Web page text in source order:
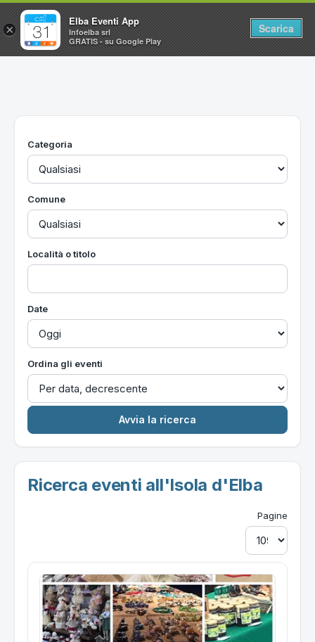
Home
Utilità
Categoria
Comune
Località o titolo
Date
Ordina gli eventi
Ricerca eventi all'Isola d'Elba
Pagine
×
Elba Eventi App
Infoelba srl
GRATIS - su Google Play
Scarica